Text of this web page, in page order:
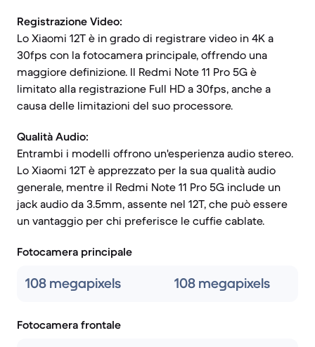
Registrazione Video:
Lo Xiaomi 12T è in grado di registrare video in 4K a
30fps con la fotocamera principale, offrendo una
maggiore definizione. Il Redmi Note 11 Pro 5G è
limitato alla registrazione Full HD a 30fps, anche a
causa delle limitazioni del suo processore.
Qualità Audio:
Entrambi i modelli offrono un'esperienza audio stereo.
Lo Xiaomi 12T è apprezzato per la sua qualità audio
generale, mentre il Redmi Note 11 Pro 5G include un
jack audio da 3.5mm, assente nel 12T, che può essere
un vantaggio per chi preferisce le cuffie cablate.
Fotocamera principale
108 megapixels 108 megapixels
Fotocamera frontale